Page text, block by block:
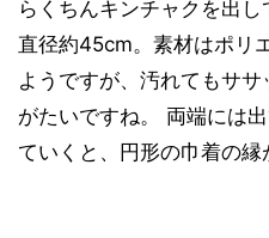
らくちんキンチャクを出し
直径約45cm。素材はポリ
ようですが、汚れてもサ
がたいですね。 両端には
ていくと、円形の巾着の縁